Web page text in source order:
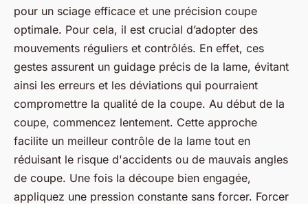
pour un sciage efficace et une précision coupe
optimale. Pour cela, il est crucial d’adopter des
mouvements réguliers et contrôlés. En effet, ces
gestes assurent un guidage précis de la lame, évitant
ainsi les erreurs et les déviations qui pourraient
compromettre la qualité de la coupe. Au début de la
coupe, commencez lentement. Cette approche
facilite un meilleur contrôle de la lame tout en
réduisant le risque d'accidents ou de mauvais angles
de coupe. Une fois la découpe bien engagée,
appliquez une pression constante sans forcer. Forcer